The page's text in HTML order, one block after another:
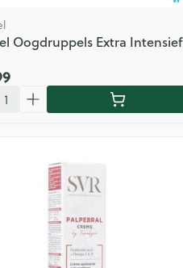
Oogdruppels Extra Intensief